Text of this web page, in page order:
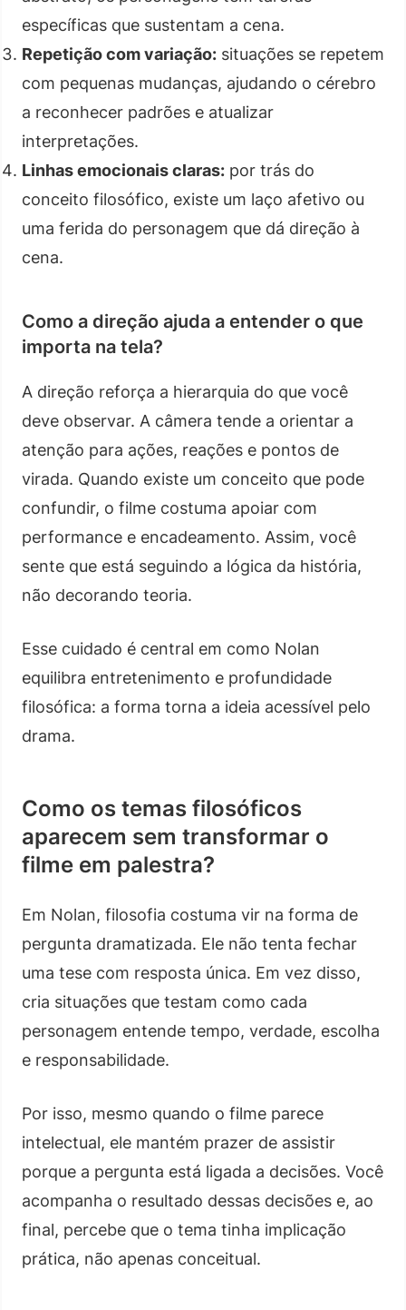
específicas que sustentam a cena.
Repetição com variação: situações se repetem
com pequenas mudanças, ajudando o cérebro
a reconhecer padrões e atualizar
interpretações.
Linhas emocionais claras: por trás do
conceito filosófico, existe um laço afetivo ou
uma ferida do personagem que dá direção à
cena.
Como a direção ajuda a entender o que
importa na tela?
A direção reforça a hierarquia do que você
deve observar. A câmera tende a orientar a
atenção para ações, reações e pontos de
virada. Quando existe um conceito que pode
confundir, o filme costuma apoiar com
performance e encadeamento. Assim, você
sente que está seguindo a lógica da história,
não decorando teoria.
Esse cuidado é central em como Nolan
equilibra entretenimento e profundidade
filosófica: a forma torna a ideia acessível pelo
drama.
Como os temas filosóficos
aparecem sem transformar o
filme em palestra?
Em Nolan, filosofia costuma vir na forma de
pergunta dramatizada. Ele não tenta fechar
uma tese com resposta única. Em vez disso,
cria situações que testam como cada
personagem entende tempo, verdade, escolha
e responsabilidade.
Por isso, mesmo quando o filme parece
intelectual, ele mantém prazer de assistir
porque a pergunta está ligada a decisões. Você
acompanha o resultado dessas decisões e, ao
final, percebe que o tema tinha implicação
prática, não apenas conceitual.